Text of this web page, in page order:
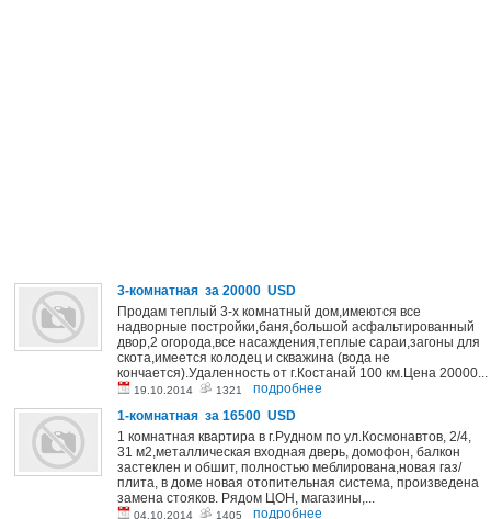
3-комнатная за 20000 USD
Продам теплый 3-х комнатный дом,имеются все
надворные постройки,баня,большой асфальтированный
двор,2 огорода,все насаждения,теплые сараи,загоны для
скота,имеется колодец и скважина (вода не
кончается).Удаленность от г.Костанай 100 км.Цена 20000...
19.10.2014 1321
подробнее
1-комнатная за 16500 USD
1 комнатная квартира в г.Рудном по ул.Космонавтов, 2/4,
31 м2,металлическая входная дверь, домофон, балкон
застеклен и обшит, полностью меблирована,новая газ/
плита, в доме новая отопительная система, произведена
замена стояков. Рядом ЦОН, магазины,...
04.10.2014 1405
подробнее